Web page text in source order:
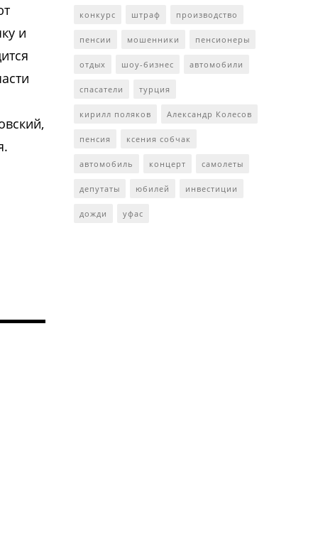
и
конкурс штраф производство
пенсии мошенники пенсионеры
отдых шоу-бизнес автомобили
спасатели турция
кирилл поляков Александр Колесов
пенсия ксения собчак
автомобиль концерт самолеты
депутаты юбилей инвестиции
дожди уфас